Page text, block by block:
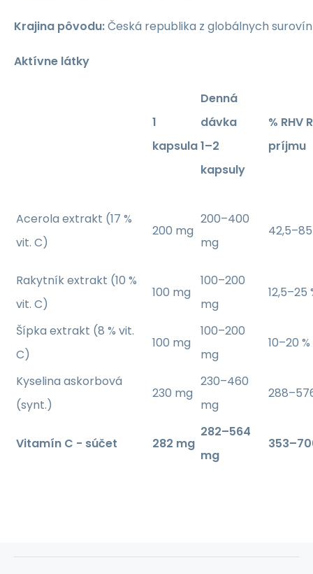
Krajina pôvodu:Česká republika z globálnych surovín
Aktívne látky
1
kapsula
Denná
dávka
1–2
kapsuly
% RHV
príjmu
Acerola extrakt (17 %
vit. C)
200 mg
200–400
mg
Rakytník extrakt (10 %
vit. C)
100 mg
100–200
mg
12,5–25
Šípka extrakt (8 % vit.
C)
100 mg
100–200
mg
10–20
Kyselina askorbová
(synt.)
230 mg
230–460
mg
Vitamín C - súčet 282 mg
282–564
mg